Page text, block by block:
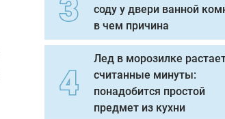
соду у двери ванной
в чем причина
Лед в морозилке
считанные минуты:
понадобится простой
предмет из кухни